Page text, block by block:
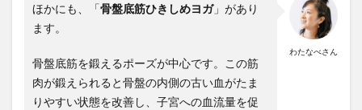
わたなべさん
ほかにも、「骨盤底筋ひきしめヨガ」があり
ます。
骨盤底筋を鍛えるポーズが中心です。この筋
肉が鍛えられると骨盤の内側の古い血がたま
りやすい状態を改善し、子宮への血流量を促